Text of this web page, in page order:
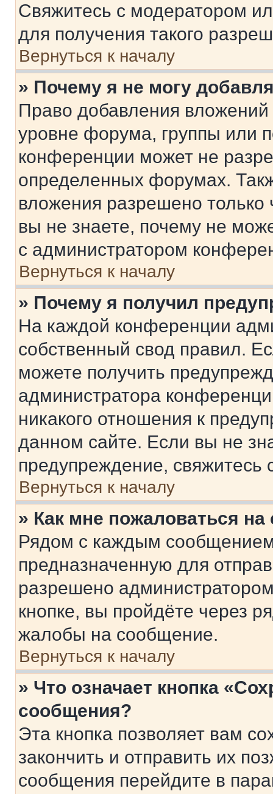
Свяжитесь с модератором
для получения такого
Вернуться к началу
» Почему я не могу
Право добавления
уровне форума, группы или
конференции может не
определенных форумах.
вложения разрешено
вы не знаете, почему не
с администратором
Вернуться к началу
» Почему я получил
На каждой конференции
собственный свод правил.
можете получить
администратора
никакого отношения к
данном сайте. Если вы не
предупреждение,
Вернуться к началу
» Как мне пожаловаться
Рядом с каждым сообщением
предназначенную для
разрешено
кнопке, вы пройдёте через
жалобы на сообщение.
Вернуться к началу
» Что означает кнопка
сообщения?
Эта кнопка позволяет вам
закончить и отправить их
сообщения перейдите в